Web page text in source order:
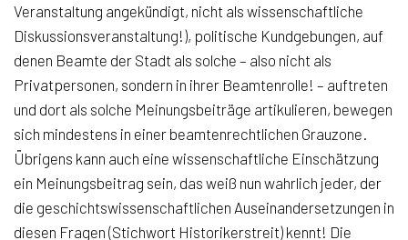
Veranstaltung angekündigt, nicht als wissenschaftliche
Diskussionsveranstaltung!), politische Kundgebungen, auf
denen Beamte der Stadt als solche – also nicht als
Privatpersonen, sondern in ihrer Beamtenrolle! – auftreten
und dort als solche Meinungsbeiträge artikulieren, bewegen
sich mindestens in einer beamtenrechtlichen Grauzone.
Übrigens kann auch eine wissenschaftliche Einschätzung
ein Meinungsbeitrag sein, das weiß nun wahrlich jeder, der
die geschichtswissenschaftlichen Auseinandersetzungen in
diesen Fragen (Stichwort Historikerstreit) kennt! Die